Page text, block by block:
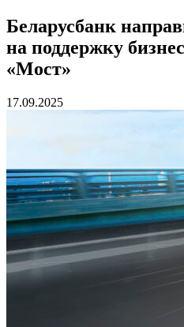
Беларусбанк
на поддержку
«Мост»
17.09.2025